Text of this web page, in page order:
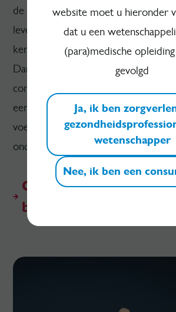
de impact aan van voedingskeuzes en
levensstijl op het lichaam. Maar hoe
kennis naar concrete en haalbare
Dankzij deze e-brochureSport &
combinatie met jouw begeleiding,
eenvoudige en toepasbare
voedingsgewoonten en sportieve
ondersteunen.
Ontdek de sport &
book
website moet u hieronder
dat u een
(para)medische
gevolgd
Ja, ik ben
wetenschapper
Nee, ik ben een